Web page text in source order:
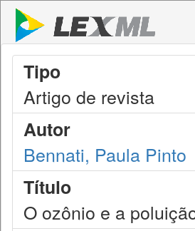
Tipo
Artigo de revista
Autor
Bennati, Paula Pinto
Título
O ozônio e a